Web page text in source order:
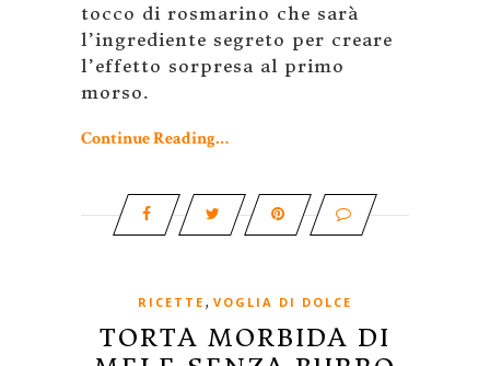
tocco di rosmarino che sarà
l’ingrediente segreto per creare
l’effetto sorpresa al primo
morso.
Continue Reading…
RICETTE , VOGLIA DI DOLCE
TORTA MORBIDA DI